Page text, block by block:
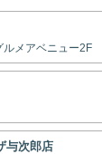
メアベニュー2F
与次郎店